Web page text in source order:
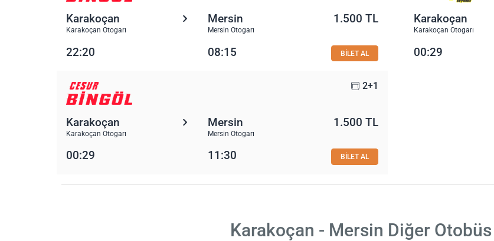
Karakoçan
Karakoçan Otogarı
Mersin
Mersin Otogarı
1.500 TL
22:20 08:15 BİLET AL
Karakoçan
Karakoçan Otogarı
00:29
2+1
Karakoçan
Karakoçan Otogarı
Mersin
Mersin Otogarı
1.500 TL
00:29 11:30 BİLET AL
Karakoçan - Mersin Diğer